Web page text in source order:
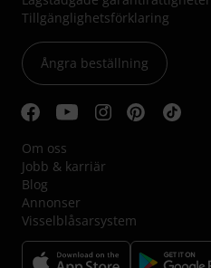
Tillgänglighetsförklaring
Ångra beställning
Om oss
Jobb & karriär
Blog
Annonser
Visselblåsarsystem